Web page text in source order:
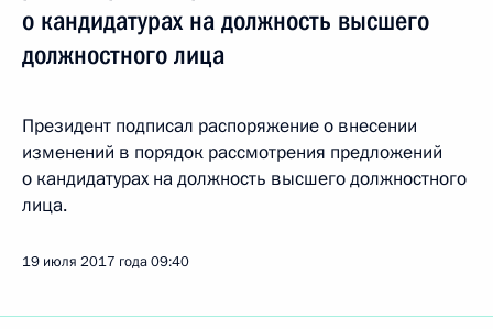
о кандидатурах на должность высшего
должностного лица
Президент подписал распоряжение о внесении
изменений в порядок рассмотрения предложений
о кандидатурах на должность высшего должностного
лица.
19 июля 2017 года09:40